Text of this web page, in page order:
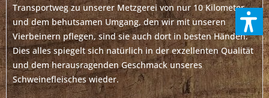
Transportweg zu unserer Metzgerei von nur 10 Kilometer
und dem behutsamen Umgang, den wir mit unseren
Vierbeinern pflegen, sind sie auch dort in besten Händen.
Dies alles spiegelt sich natürlich in der exzellenten Qualität
und dem herausragenden Geschmack unseres
Schweinefleisches wieder.